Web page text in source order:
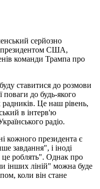
серйозно
президентом США,
команди Трампа про
ставитися до розмови
до будь-якого
Це наш рівень,
в інтерв'ю
радіо.
кожного президента є
завдання", і іноді
роблять". Однак про
інших ліній" можна буде
коли він стане